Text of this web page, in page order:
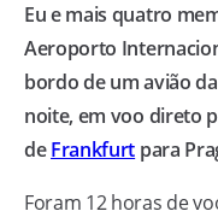
Eu e mais quatro
Aeroporto
bordo de um avião
noite, em voo direto
deFrankfurt para
Foram 12 horas de